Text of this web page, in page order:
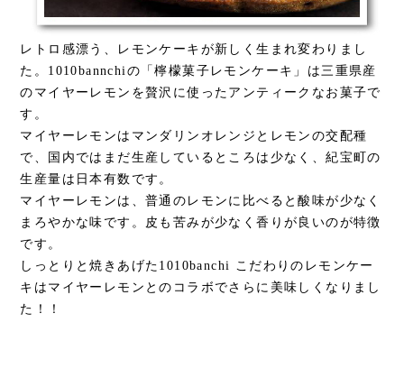
レトロ感漂う、レモンケーキが新しく生まれ変わりまし
た。1010bannchiの「檸檬菓子レモンケーキ」は三重県産
のマイヤーレモンを贅沢に使ったアンティークなお菓子で
す。
マイヤーレモンはマンダリンオレンジとレモンの交配種
で、国内ではまだ生産しているところは少なく、紀宝町の
生産量は日本有数です。
マイヤーレモンは、普通のレモンに比べると酸味が少なく
まろやかな味です。皮も苦みが少なく香りが良いのが特徴
です。
しっとりと焼きあげた1010banchi こだわりのレモンケー
キはマイヤーレモンとのコラボでさらに美味しくなりまし
た！！